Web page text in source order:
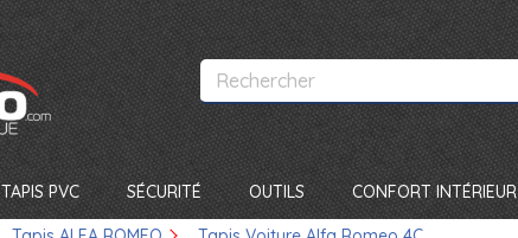
TAPIS PVC SÉCURITÉ OUTILS CONFORT INTÉRIEUR